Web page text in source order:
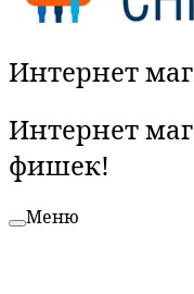
Интернет
Интернет
фишек!
Меню